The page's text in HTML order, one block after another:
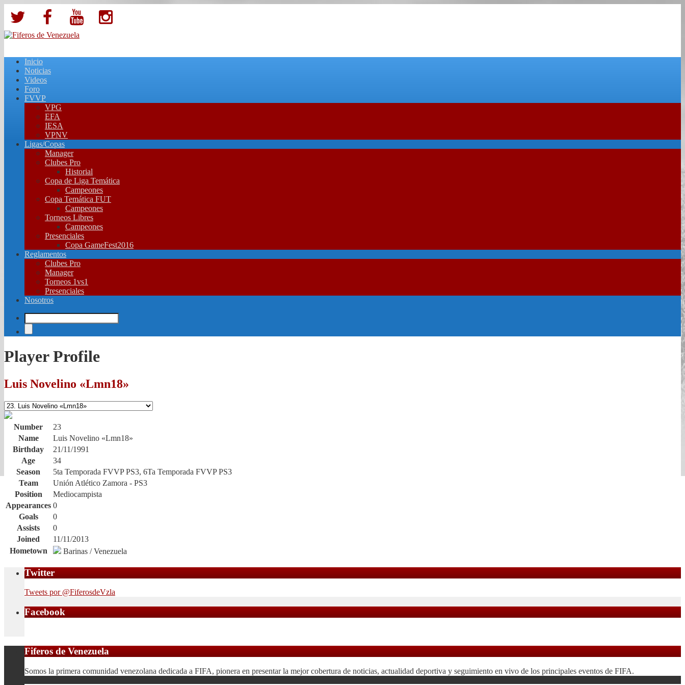
Inicio
Noticias
Videos
Foro
FVVP
VPG
EFA
IESA
VPNV
Ligas/Copas
Manager
Clubes Pro
Historial
Copa de Liga Temática
Campeones
Copa Temática FUT
Campeones
Torneos Libres
Campeones
Presenciales
Copa GameFest2016
Reglamentos
Clubes Pro
Manager
Torneos 1vs1
Presenciales
Nosotros
Player Profile
Luis Novelino «Lmn18»
Number
23
Name
Luis Novelino «Lmn18»
Birthday
21/11/1991
Age
34
Season
5ta Temporada FVVP PS3, 6Ta Temporada FVVP PS3
Team
Unión Atlético Zamora - PS3
Position
Mediocampista
Appearances 0
Goals
0
Assists
0
Joined
11/11/2013
Hometown
Barinas / Venezuela
Twitter
Tweets por @FiferosdeVzla
Facebook
Fiferos de Venezuela
Somos la primera comunidad venezolana dedicada a FIFA, pionera en presentar la mejor cobertura de noticias, actualidad deportiva y seguimiento en vivo de los principales eventos de FIFA.